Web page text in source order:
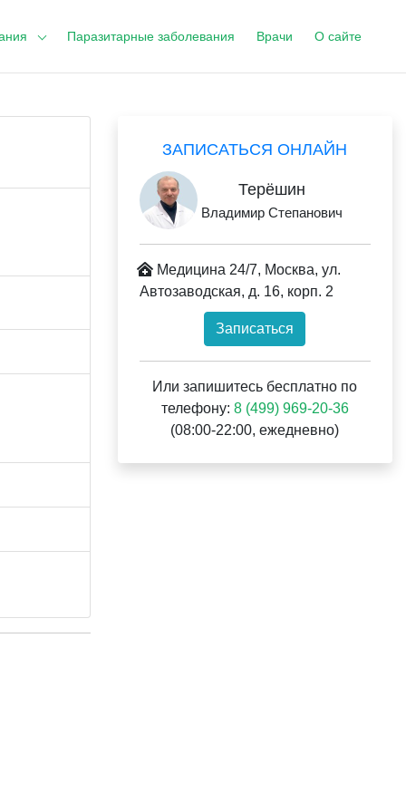
Паразитарные заболевания Врачи О сайте
ЗАПИСАТЬСЯ ОНЛАЙН
Терёшин
Владимир Степанович
Медицина 24/7, Москва, ул.
Автозаводская, д. 16, корп. 2
Записаться
Или запишитесь бесплатно по
телефону: 8 (499) 969-20-36
(08:00-22:00, ежедневно)